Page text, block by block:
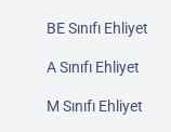
BE Sınıfı Ehliyet
A Sınıfı Ehliyet
M Sınıfı Ehliyet